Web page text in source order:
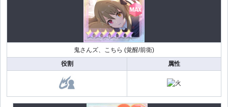
鬼さんズ、こちら (覚醒/前衛)
役割
属性